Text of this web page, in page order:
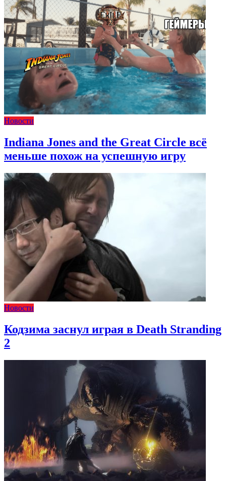
Новости
Indiana Jones and the Great Circle всё
меньше похож на успешную игру
Новости
Кодзима заснул играя в Death Stranding
2